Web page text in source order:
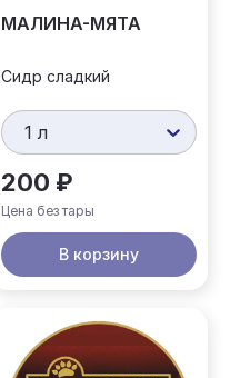
МАЛИНА-МЯТА
Сидр сладкий
1 л
200 ₽
Цена без тары
В корзину